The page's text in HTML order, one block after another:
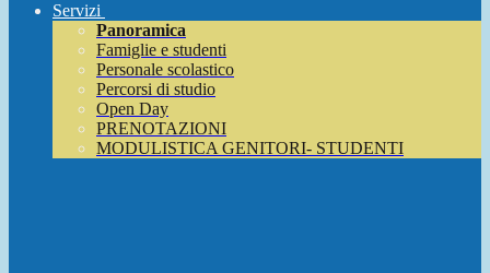
Servizi
Panoramica
Famiglie e studenti
Personale scolastico
Percorsi di studio
Open Day
PRENOTAZIONI
MODULISTICA GENITORI- STUDENTI